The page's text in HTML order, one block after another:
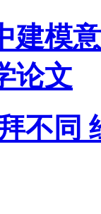
建模
论文
不同